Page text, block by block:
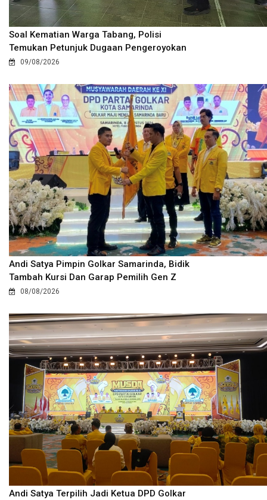
Soal Kematian Warga Tabang, Polisi
Temukan Petunjuk Dugaan Pengeroyokan
09/08/2026
Andi Satya Pimpin Golkar Samarinda, Bidik
Tambah Kursi Dan Garap Pemilih Gen Z
08/08/2026
Andi Satya Terpilih Jadi Ketua DPD Golkar